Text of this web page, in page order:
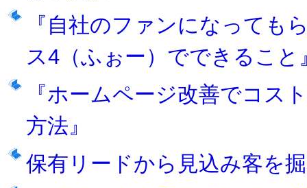
『自社のファンになっても
ス4（ふぉー）でできること
『ホームページ改善でコス
方法』
保有リードから見込み客を